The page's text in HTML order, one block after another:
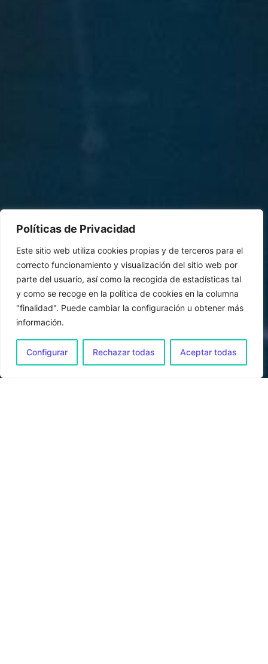
Políticas de Privacidad
Este sitio web utiliza cookies propias y de terceros para el
correcto funcionamiento y visualización del sitio web por
parte del usuario, así como la recogida de estadísticas tal
y como se recoge en la política de cookies en la columna
"finalidad". Puede cambiar la configuración u obtener más
información.
Configurar Rechazar todas Aceptar todas